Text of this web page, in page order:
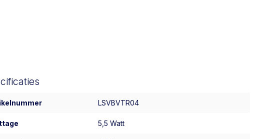
LSVBVTR04
5,5 Watt